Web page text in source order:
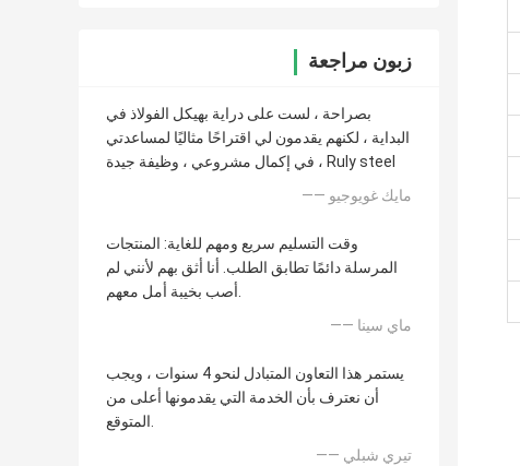
زبون مراجعة
بصراحة ، لست على دراية بهيكل الفولاذ في
البداية ، لكنهم يقدمون لي اقتراحًا مثاليًا لمساعدتي
في إكمال مشروعي ، وظيفة جيدة ، Ruly steel
—— مايك غويوجيو
وقت التسليم سريع ومهم للغاية: المنتجات
المرسلة دائمًا تطابق الطلب. أنا أثق بهم لأنني لم
أصب بخيبة أمل معهم.
—— ماي سينا
يستمر هذا التعاون المتبادل لنحو 4 سنوات ، ويجب
أن نعترف بأن الخدمة التي يقدمونها أعلى من
المتوقع.
—— تيري شبلي